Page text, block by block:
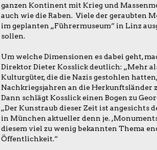
ganzen Kontinent mit Krieg und
auch wie die Raben. Viele der geraubten
im geplanten „Führermuseum“ in Linz
sollen.
Um welche Dimensionen es dabei geht,
Direktor Dieter Kosslick deutlich: „Mehr
Kulturgüter, die die Nazis gestohlen
Nachkriegsjahren an die Herkunftsländer
Dann schlägt Kosslick einen Bogen zu
„Der Kunstraub dieser Zeit ist angesichts
in München aktueller denn je.
diesem viel zu wenig bekannten Thema
Öffentlichkeit.“